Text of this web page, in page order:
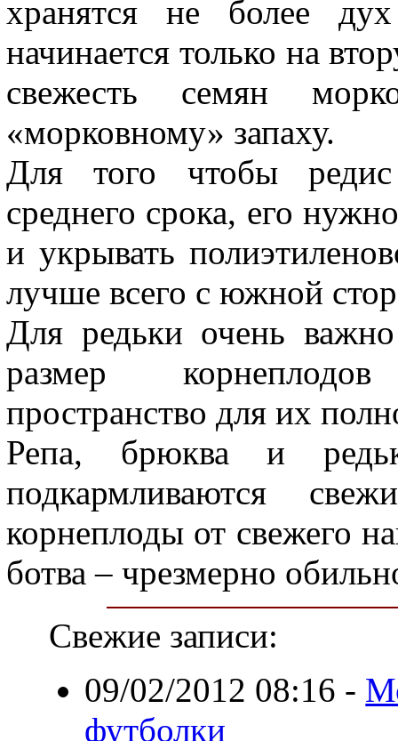
хранятся не более
начинается только на
свежесть семян
«морковному» запаху.
Для того чтобы
среднего срока, его
и укрывать
лучше всего с южной
Для редьки очень
размер
пространство для их
Репа, брюква и
подкармливаются
корнеплоды от свежего
ботва – чрезмерно
Свежие записи:
09/02/2012 08:16 -
футболки